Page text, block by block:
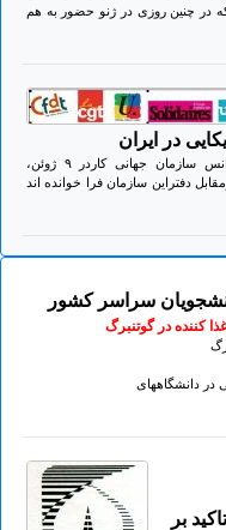
در چنین روزی در ژنو حضور به هم
در ایران
پنج سندیکای فرانسوی به مناسبت برگزاری کنفرانس سازمان جهانی کاردر ۹ ژوئن،
دفتراین سازمان فرا خوانده اند
سراسر کشور
کننده در گوتنبرگ
در دانشگاههای
بر